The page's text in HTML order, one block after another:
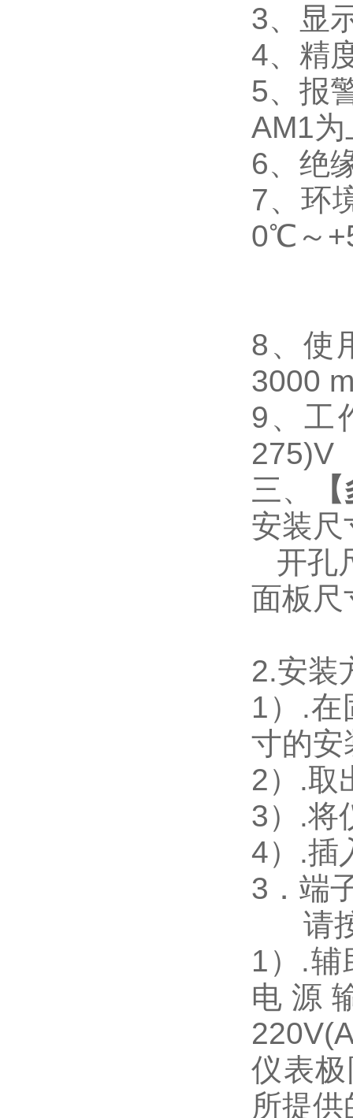
3、 显
4、精
5、 报
AM1
6、 绝
7、 环
0℃～
8 、使
3000
9 、工
三、
【
安装尺
开孔
面板尺
2.安装
1 ）.
寸的安
2）.取
3）.将
4）.插
3 ．端
请
1 ） .辅
电源
仪表
所提